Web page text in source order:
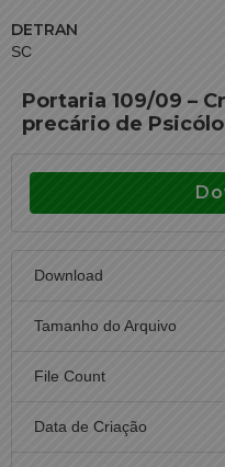
DETRAN
SC
Portaria 109/09 –
precário de
Download
Tamanho do Arquivo
File Count
Data de Criação